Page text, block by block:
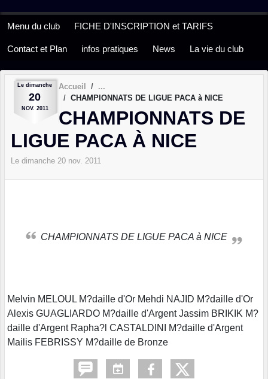
Menu du club FICHE D'INSCRIPTION et TARIFS
Contact et Plan infos pratiques News La vie du club
Le dimanche
20
NOV. 2011
Accueil
CHAMPIONNATS DE LIGUE PACA à NICE
CHAMPIONNATS DE
LIGUE PACA À NICE
Le dimanche 20 nov. 2011
CHAMPIONNATS DE LIGUE PACA à NICE
Melvin MELOUL M?daille d'Or Mehdi NAJID M?daille d'Or
Alexis GUAGLIARDO M?daille d'Argent Jassim BRIKIK M?
daille d'Argent Rapha?l CASTALDINI M?daille d'Argent
Mailis FEBRISSY M?daille de Bronze